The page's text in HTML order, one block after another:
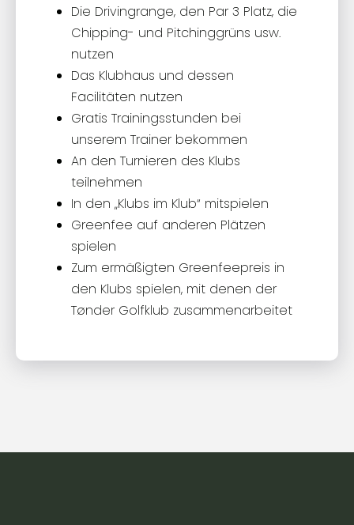
Die Drivingrange, den Par 3 Platz, die
Chipping- und Pitchinggrüns usw.
nutzen
Das Klubhaus und dessen
Facilitäten nutzen
Gratis Trainingsstunden bei
unserem Trainer bekommen
An den Turnieren des Klubs
teilnehmen
In den „Klubs im Klub“ mitspielen
Greenfee auf anderen Plätzen
spielen
Zum ermäßigten Greenfeepreis in
den Klubs spielen, mit denen der
Tønder Golfklub zusammenarbeitet